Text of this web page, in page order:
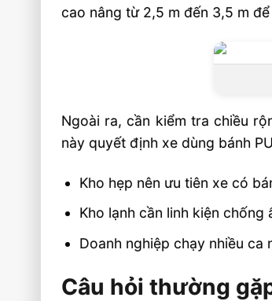
cao nâng từ 2,5 m đến 3,5 m
Ngoài ra, cần kiểm tra chiều
này quyết định xe dùng bánh
Kho hẹp nên ưu tiên xe có
Kho lạnh cần linh kiện
Doanh nghiệp chạy nhiều ca
Câu hỏi thường